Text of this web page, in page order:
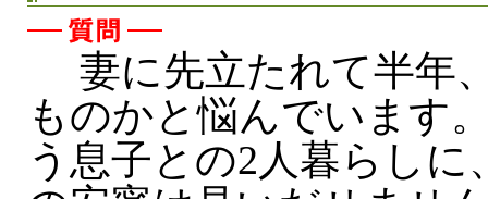
妻に先立たれて半年
ものかと悩んでいます
う息子との2人暮らしに